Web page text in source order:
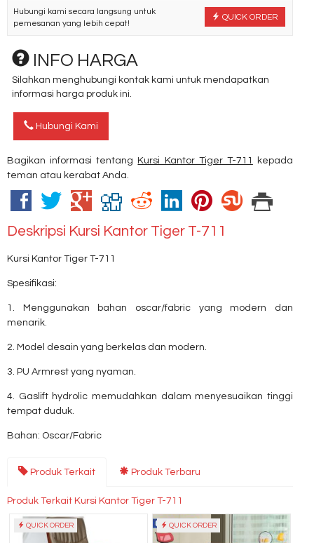
QUICK ORDER
Hubungi kami secara langsung untuk
pemesanan yang lebih cepat!
INFO HARGA
Silahkan menghubungi kontak kami untuk mendapatkan
informasi harga produk ini.
Hubungi Kami
Bagikan informasi tentang Kursi Kantor Tiger T-711
kepada
teman atau kerabat Anda.
Deskripsi Kursi Kantor Tiger T-711
Kursi Kantor Tiger T-711
Spesifikasi:
1. Menggunakan bahan oscar/fabric yang modern dan
menarik.
2. Model desain yang berkelas dan modern.
3. PU Armrest yang nyaman.
4. Gaslift hydrolic memudahkan dalam menyesuaikan tinggi
tempat duduk.
Bahan: Oscar/Fabric
Produk Terkait Produk Terbaru
Produk Terkait Kursi Kantor Tiger T-711
QUICK ORDER QUICK ORDER